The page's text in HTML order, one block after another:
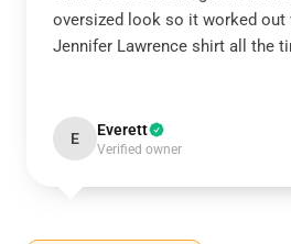
oversized look so it worked out
Jennifer Lawrence shirt all the
E Everett
Verified owner